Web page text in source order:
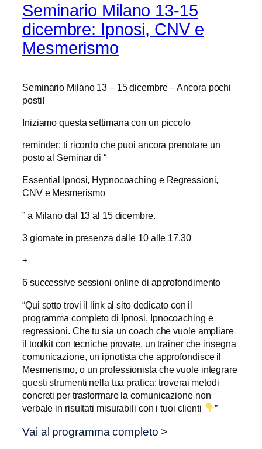
Seminario Milano 13-15
dicembre: Ipnosi, CNV e
Mesmerismo
Seminario Milano 13 – 15 dicembre – Ancora pochi
posti!
Iniziamo questa settimana con un piccolo
reminder: ti ricordo che puoi ancora prenotare un
posto al Seminar di “
Essential Ipnosi, Hypnocoaching e Regressioni,
CNV e Mesmerismo
” a Milano dal 13 al 15 dicembre.
3 giornate in presenza dalle 10 alle 17.30
+
6 successive sessioni online di approfondimento
“Qui sotto trovi il link al sito dedicato con il
programma completo di Ipnosi, Ipnocoaching e
regressioni. Che tu sia un coach che vuole ampliare
il toolkit con tecniche provate, un trainer che insegna
comunicazione, un ipnotista che approfondisce il
Mesmerismo, o un professionista che vuole integrare
questi strumenti nella tua pratica: troverai metodi
concreti per trasformare la comunicazione non
verbale in risultati misurabili con i tuoi clienti
”
Vai al programma completo >